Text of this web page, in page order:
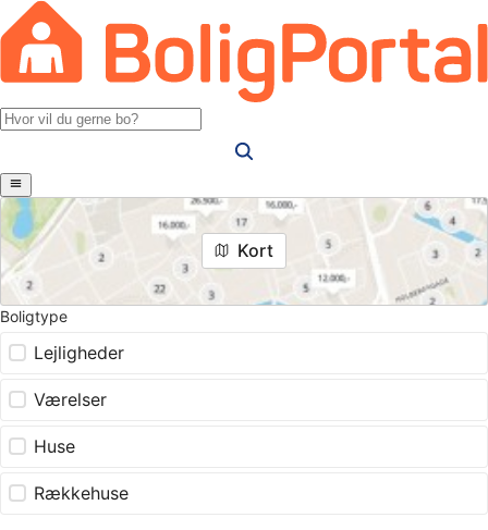
Kort
Boligtype
Lejligheder
Værelser
Huse
Rækkehuse